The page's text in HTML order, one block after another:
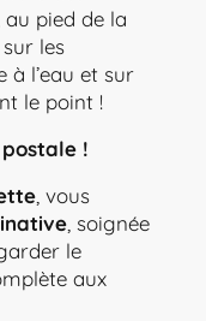
pied de la
sur les
l’eau et sur
le point !
!
, vous
, soignée
le
aux